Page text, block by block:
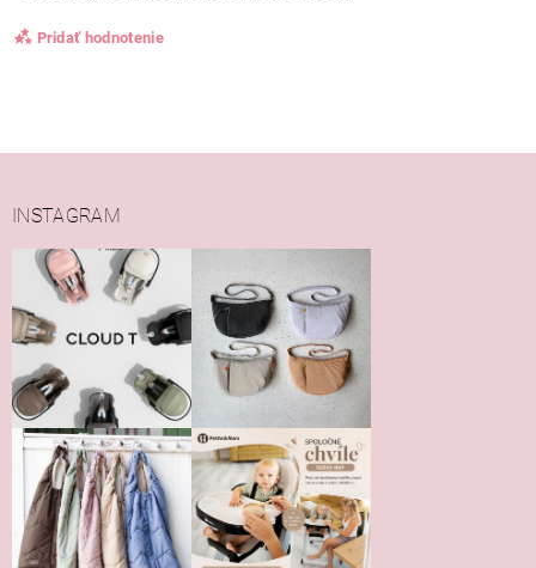
Pridať hodnotenie
Vložením hodnotenie súhlasíte s
podmienkami ochrany
osobných údajov
INSTAGRAM